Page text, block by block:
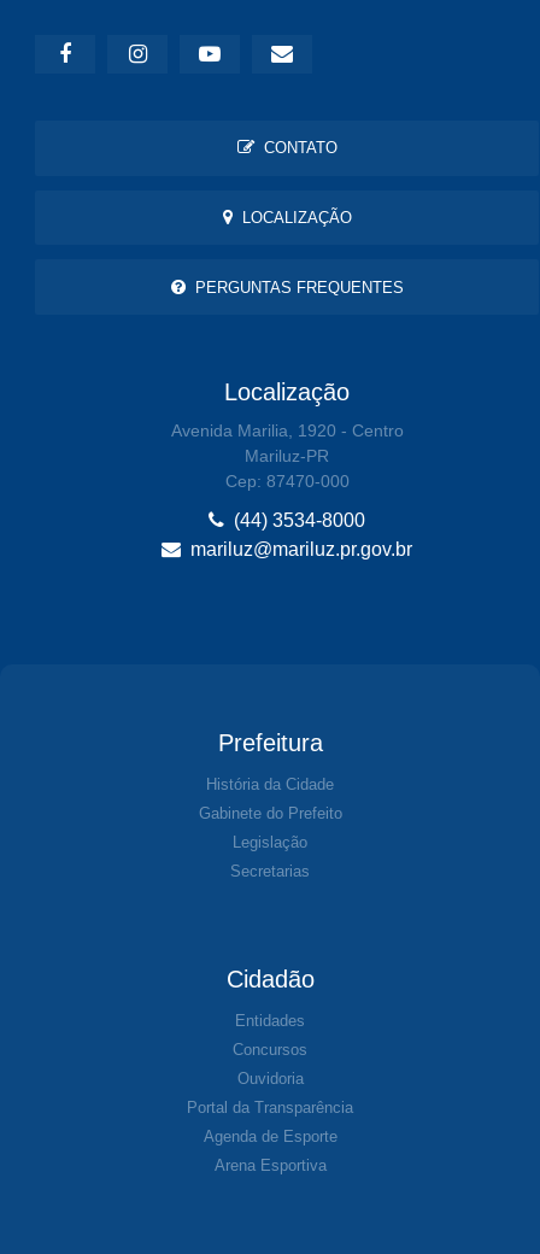
CONTATO
LOCALIZAÇÃO
PERGUNTAS FREQUENTES
Localização
Avenida Marilia, 1920 - Centro
Mariluz-PR
Cep: 87470-000
(44) 3534-8000
mariluz@mariluz.pr.gov.br
Prefeitura
História da Cidade
Gabinete do Prefeito
Legislação
Secretarias
Cidadão
Entidades
Concursos
Ouvidoria
Portal da Transparência
Agenda de Esporte
Arena Esportiva